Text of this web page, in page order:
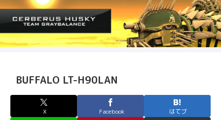
BUFFALO LT-H90LAN
X Facebook はてブ